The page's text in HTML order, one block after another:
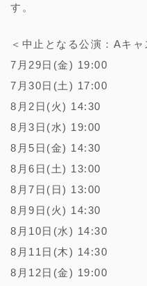
す。
＜中止となる公演：Aキャ
7月29日(金) 19:00
7月30日(土) 17:00
8月2日(火) 14:30
8月3日(水) 19:00
8月5日(金) 14:30
8月6日(土) 13:00
8月7日(日) 13:00
8月9日(火) 14:30
8月10日(水) 14:30
8月11日(木) 14:30
8月12日(金) 19:00